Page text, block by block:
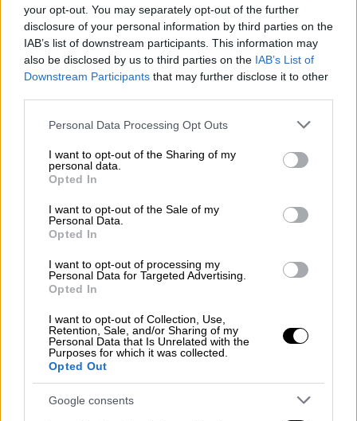
your opt-out. You may separately opt-out of the further
disclosure of your personal information by third parties on the
IAB’s list of downstream participants. This information may
also be disclosed by us to third parties on the IAB’s List of
Downstream Participants that may further disclose it to other
Please note that this website/app uses one or more Google
not limited to your visit or usage behaviour. You may click to
grant or deny consent to Google and its third-party tags to
use your data for below specified purposes in below Google
consent section.
Personal Data Processing Opt Outs
I want to opt-out of the Sharing of my
personal data.
Opted In
I want to opt-out of the Sale of my
Personal Data.
Opted In
I want to opt-out of processing my
Personal Data for Targeted Advertising.
Opted In
I want to opt-out of Collection, Use,
Retention, Sale, and/or Sharing of my
Personal Data that Is Unrelated with the
Purposes for which it was collected.
Opted Out
Google consents
Κόσμος|27.05.2026 10:00
Έκρηξη σε δεξαμενόπλοιο ελληνικών
συμφερόντων στα ανοικτά του Ομάν -
«Ασφαλές το πλήρωμα»
Σώο και ασφαλές το πλήρωμα, περιορισμένη
η ζημιά στο πλοίο